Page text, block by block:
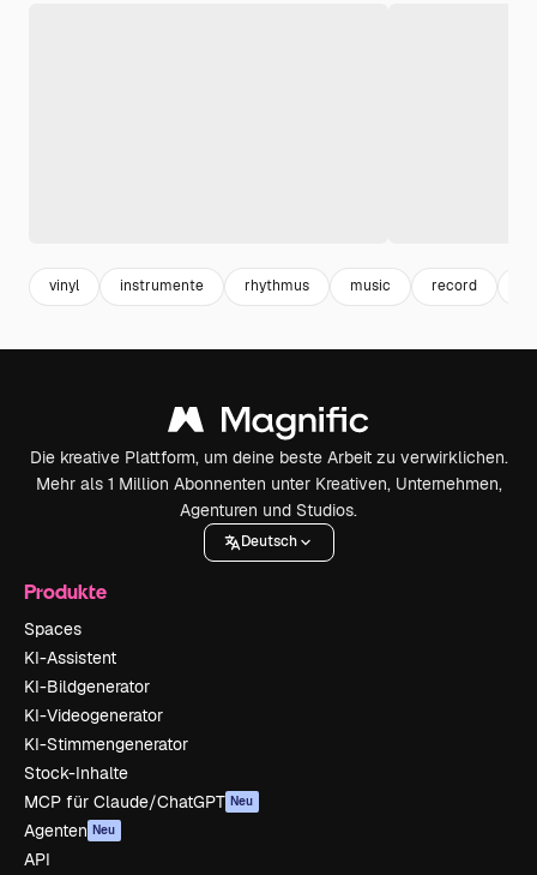
vinyl instrumente rhythmus music record
Die kreative Plattform, um deine beste Arbeit zu verwirklichen.
Mehr als 1 Million Abonnenten unter Kreativen, Unternehmen,
Agenturen und Studios.
Deutsch
Produkte
Spaces
KI-Assistent
KI-Bildgenerator
KI-Videogenerator
KI-Stimmengenerator
Stock-Inhalte
MCP für Claude/ChatGPT Neu
Agenten Neu
API